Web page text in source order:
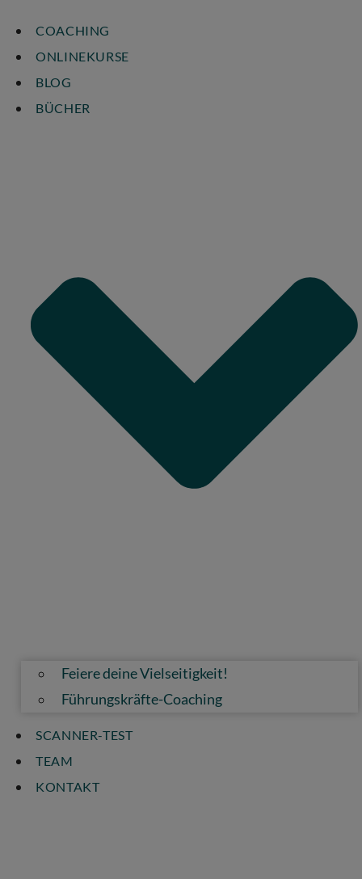
COACHING
ONLINEKURSE
BLOG
BÜCHER
Feiere deine Vielseitigkeit!
Führungskräfte-Coaching
SCANNER-TEST
TEAM
KONTAKT